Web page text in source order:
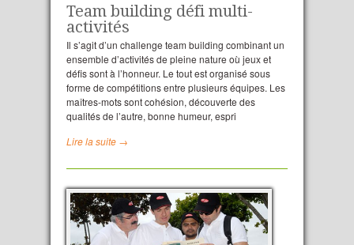
Team building défi multi-
activités
Il s’agit d’un challenge team building combinant un
ensemble d’activités de pleine nature où jeux et
défis sont à l’honneur. Le tout est organisé sous
forme de compétitions entre plusieurs équipes. Les
maîtres-mots sont cohésion, découverte des
qualités de l’autre, bonne humeur, espri
Lire la suite →